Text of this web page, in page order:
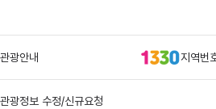
관광안내 지역번
관광정보 수정/신규요청